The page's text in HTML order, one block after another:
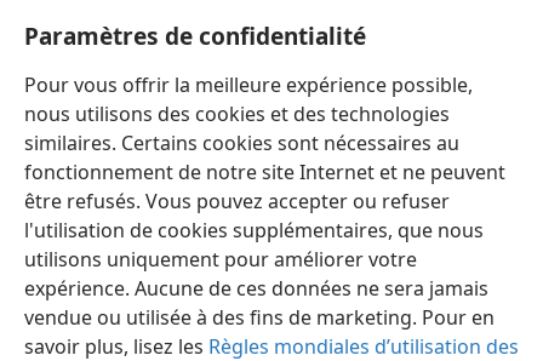
Paramètres de confidentialité
Pour vous offrir la meilleure expérience possible,
nous utilisons des cookies et des technologies
similaires. Certains cookies sont nécessaires au
fonctionnement de notre site Internet et ne peuvent
être refusés. Vous pouvez accepter ou refuser
l'utilisation de cookies supplémentaires, que nous
utilisons uniquement pour améliorer votre
expérience. Aucune de ces données ne sera jamais
vendue ou utilisée à des fins de marketing. Pour en
savoir plus, lisez les Règles mondiales d’utilisation des
Publications de la Société Watch Tower — Index 1950-1985
12:18 pm 60;w73 441;w66 367;w65 106
Français Préférences
Copyright © 2026 Watch Tower Bible and Tract Society of Pennsylvania
Conditions d’utilisation
Règles de confidentialité
Paramètres de confidentialité
JW.ORG Se connecter